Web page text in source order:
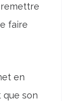
remettre
faire
en
que son